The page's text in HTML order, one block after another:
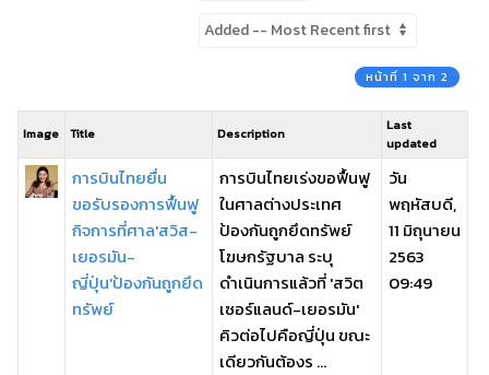
หน้าที่ 1 จาก 2
Image Title Description
Last
updated
การบินไทยยื่น
ขอรับรองการฟื้นฟู
กิจการที่ศาล'สวิส-
เยอรมัน-
ญี่ปุ่น'ป้องกันถูกยึด
ทรัพย์
การบินไทยเร่งขอฟื้นฟู
ในศาลต่างประเทศ
ป้องกันถูกยึดทรัพย์
โฆษกรัฐบาล ระบุ
ดำเนินการแล้วที่ 'สวิต
เซอร์แลนด์-เยอรมัน'
คิวต่อไปคือญี่ปุ่น ขณะ
เดียวกันต้องร ...
วัน
พฤหัสบดี,
11 มิถุนายน
2563
09:49